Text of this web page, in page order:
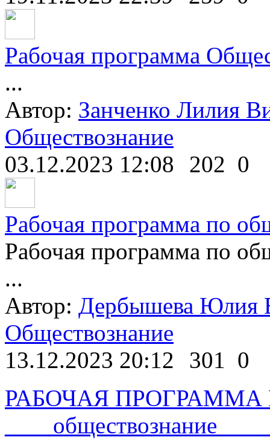
Рабочая программа
...
Автор: Занченко Лилия
Обществознание
03.12.2023 12:08
202 0
Рабочая программа по
Рабочая программа по
...
Автор: Дербышева Юлия
Обществознание
13.12.2023 20:12
301 0
РАБОЧАЯ ПРОГРАММА